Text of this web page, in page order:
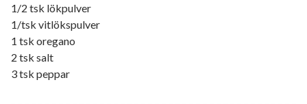
1/2 tsk lökpulver
1/tsk vitlökspulver
1 tsk oregano
2 tsk salt
3 tsk peppar